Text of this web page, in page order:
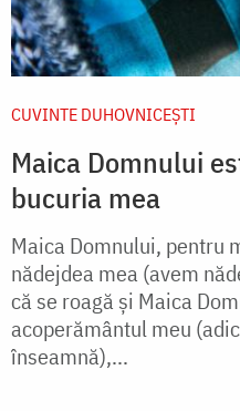
CUVINTE DUHOVNICEȘTI
Maica Domnului
bucuria mea
Maica Domnului, pentru
nădejdea mea (avem
că se roagă și Maica
acoperământul meu
înseamnă),...